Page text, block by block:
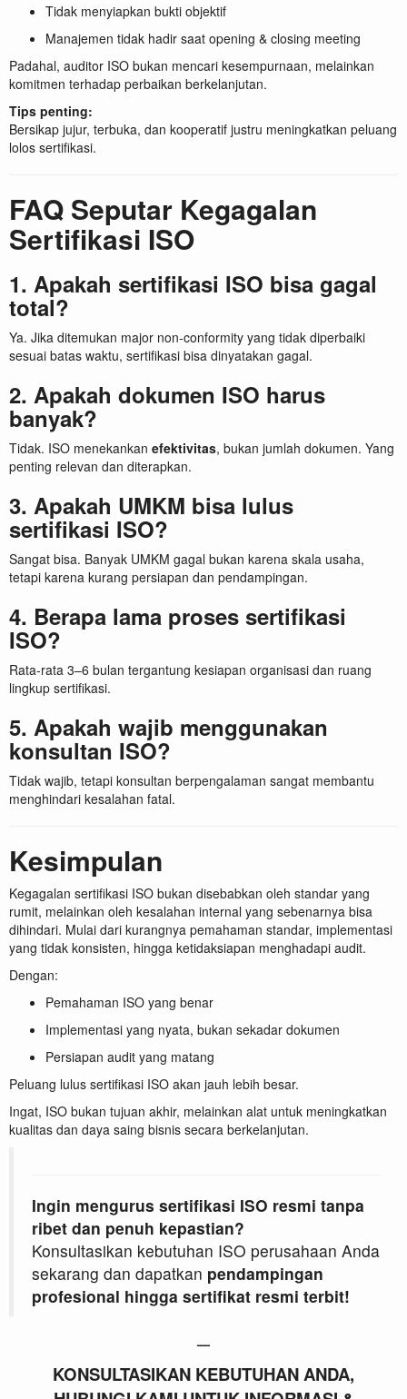
Tidak menyiapkan bukti objektif
Manajemen tidak hadir saat opening & closing meeting
Padahal, auditor ISO bukan mencari kesempurnaan, melainkan
komitmen terhadap perbaikan berkelanjutan.
Tips penting:
Bersikap jujur, terbuka, dan kooperatif justru meningkatkan peluang
lolos sertifikasi.
FAQ Seputar Kegagalan
Sertifikasi ISO
1. Apakah sertifikasi ISO bisa gagal
total?
Ya. Jika ditemukan major non-conformity yang tidak diperbaiki
sesuai batas waktu, sertifikasi bisa dinyatakan gagal.
2. Apakah dokumen ISO harus
banyak?
Tidak. ISO menekankan efektivitas, bukan jumlah dokumen. Yang
penting relevan dan diterapkan.
3. Apakah UMKM bisa lulus
sertifikasi ISO?
Sangat bisa. Banyak UMKM gagal bukan karena skala usaha,
tetapi karena kurang persiapan dan pendampingan.
4. Berapa lama proses sertifikasi
ISO?
Rata-rata 3–6 bulan tergantung kesiapan organisasi dan ruang
lingkup sertifikasi.
5. Apakah wajib menggunakan
konsultan ISO?
Tidak wajib, tetapi konsultan berpengalaman sangat membantu
menghindari kesalahan fatal.
Kesimpulan
Kegagalan sertifikasi ISO bukan disebabkan oleh standar yang
rumit, melainkan oleh kesalahan internal yang sebenarnya bisa
dihindari. Mulai dari kurangnya pemahaman standar, implementasi
yang tidak konsisten, hingga ketidaksiapan menghadapi audit.
Dengan:
Pemahaman ISO yang benar
Implementasi yang nyata, bukan sekadar dokumen
Persiapan audit yang matang
Peluang lulus sertifikasi ISO akan jauh lebih besar.
Ingat, ISO bukan tujuan akhir, melainkan alat untuk meningkatkan
kualitas dan daya saing bisnis secara berkelanjutan.
Ingin mengurus sertifikasi ISO resmi tanpa
ribet dan penuh kepastian?
Konsultasikan kebutuhan ISO perusahaan Anda
sekarang dan dapatkan pendampingan
profesional hingga sertifikat resmi terbit!
—
KONSULTASIKAN KEBUTUHAN ANDA,